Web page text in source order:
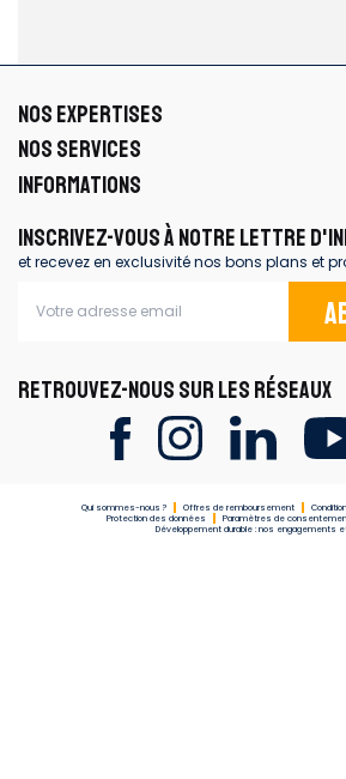
NOS EXPERTISES
NOS SERVICES
INFORMATIONS
INSCRIVEZ-VOUS À NOTRE LETTRE
et recevez en exclusivité nos bons plans et
RETROUVEZ-NOUS SUR LES RÉSEAUX
Qui sommes-nous ? Offres de remboursement
Protection des données
Paramètres de
Développement durable : nos engagements